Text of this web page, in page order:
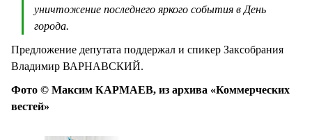
уничтожение последнего яркого события в День
города.
Предложение депутата поддержал и спикер Заксобрания
Владимир ВАРНАВСКИЙ.
Фото © Максим КАРМАЕВ, из архива «Коммерческих
вестей»